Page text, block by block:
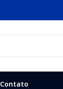
Contato